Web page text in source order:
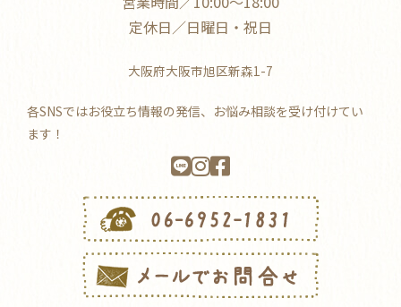
定休日／日曜日・祝日
大阪府大阪市旭区新森1-7
各SNSではお役立ち情報の発信、お悩み相談を受け付けてい
ます！